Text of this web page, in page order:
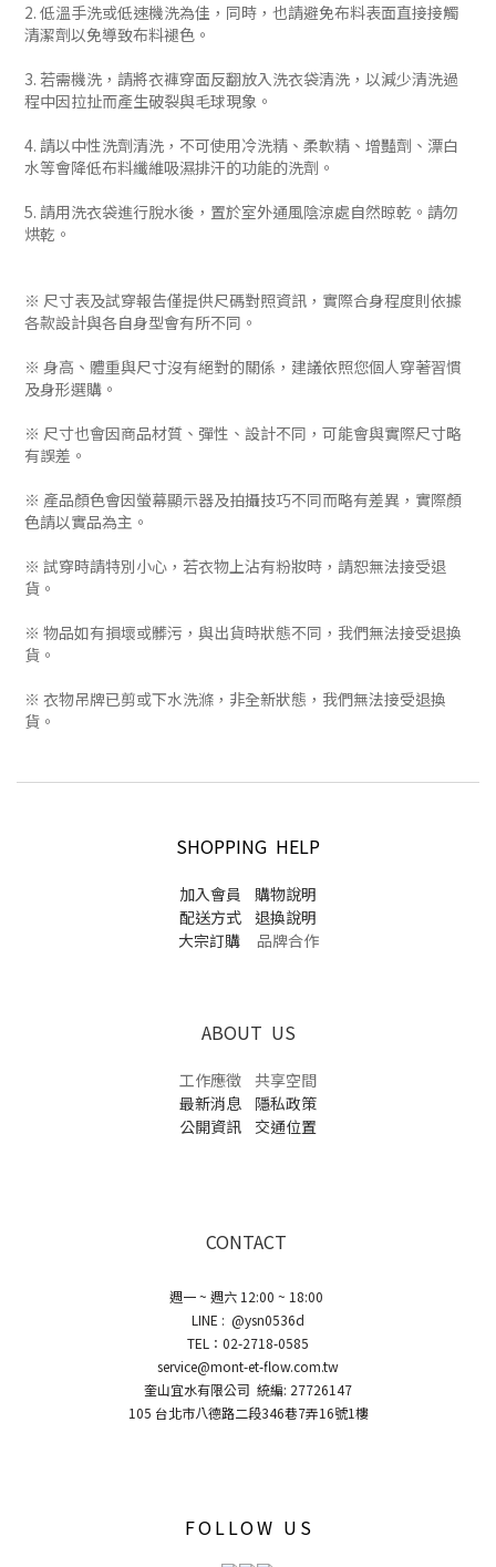
2. 低溫手洗或低速機洗為佳，同時，也請避免布料表面直接接觸
清潔劑以免導致布料褪色。
3. 若需機洗，請將衣褲穿面反翻放入洗衣袋清洗，以減少清洗過
程中因拉扯而產生破裂與毛球現象。
4. 請以中性洗劑清洗，不可使用冷洗精、柔軟精、增豔劑、漂白
水等會降低布料纖維吸濕排汗的功能的洗劑。
5. 請用洗衣袋進行脫水後，置於室外通風陰涼處自然晾乾。請勿
烘乾。
※ 尺寸表及試穿報告僅提供尺碼對照資訊，實際合身程度則依據
各款設計與各自身型會有所不同。
※ 身高、體重與尺寸沒有絕對的關係，建議依照您個人穿著習慣
及身形選購。
※ 尺寸也會因商品材質、彈性、設計不同，可能會與實際尺寸略
有誤差。
※ 產品顏色會因螢幕顯示器及拍攝技巧不同而略有差異，實際顏
色請以實品為主。
※ 試穿時請特別小心，若衣物上沾有粉妝時，請恕無法接受退
貨。
※ 物品如有損壞或髒污，與出貨時狀態不同，我們無法接受退換
貨。
※ 衣物吊牌已剪或下水洗滌，非全新狀態，我們無法接受退換
貨。
SHOPPING HELP
加入會員
購物說明
配送方式
退換說明
大宗訂購品牌合作
ABOUT US
工作應徵 共享空間
最新消息
隱私政策
公開資訊
交通位置
CONTACT
週一 ~ 週六 12:00 ~ 18:00
LINE : @ysn0536d
TEL：02-2718-0585
service@mont-et-flow.com.tw
奎山宜水有限公司 統編: 27726147
105 台北市八德路二段346巷7弄16號1樓
FOLLOW US